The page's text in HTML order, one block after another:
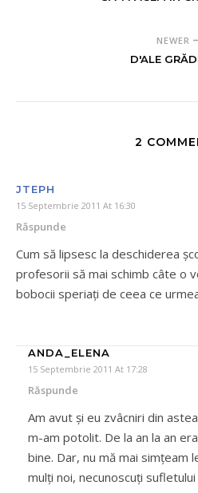
NEWER
D'ALE
2
JTEPH
15 Septembrie 2011 At 16:30
Răspunde
Cum să lipsesc la deschiderea
profesorii să mai schimb câte o
bobocii speriați de ceea ce
ANDA_ELENA
15 Septembrie 2011 At 17:28
Răspunde
Am avut şi eu zvâcniri din
m-am potolit. De la an la an
bine. Dar, nu mă mai simţeam
mulţi noi, necunoscuţi